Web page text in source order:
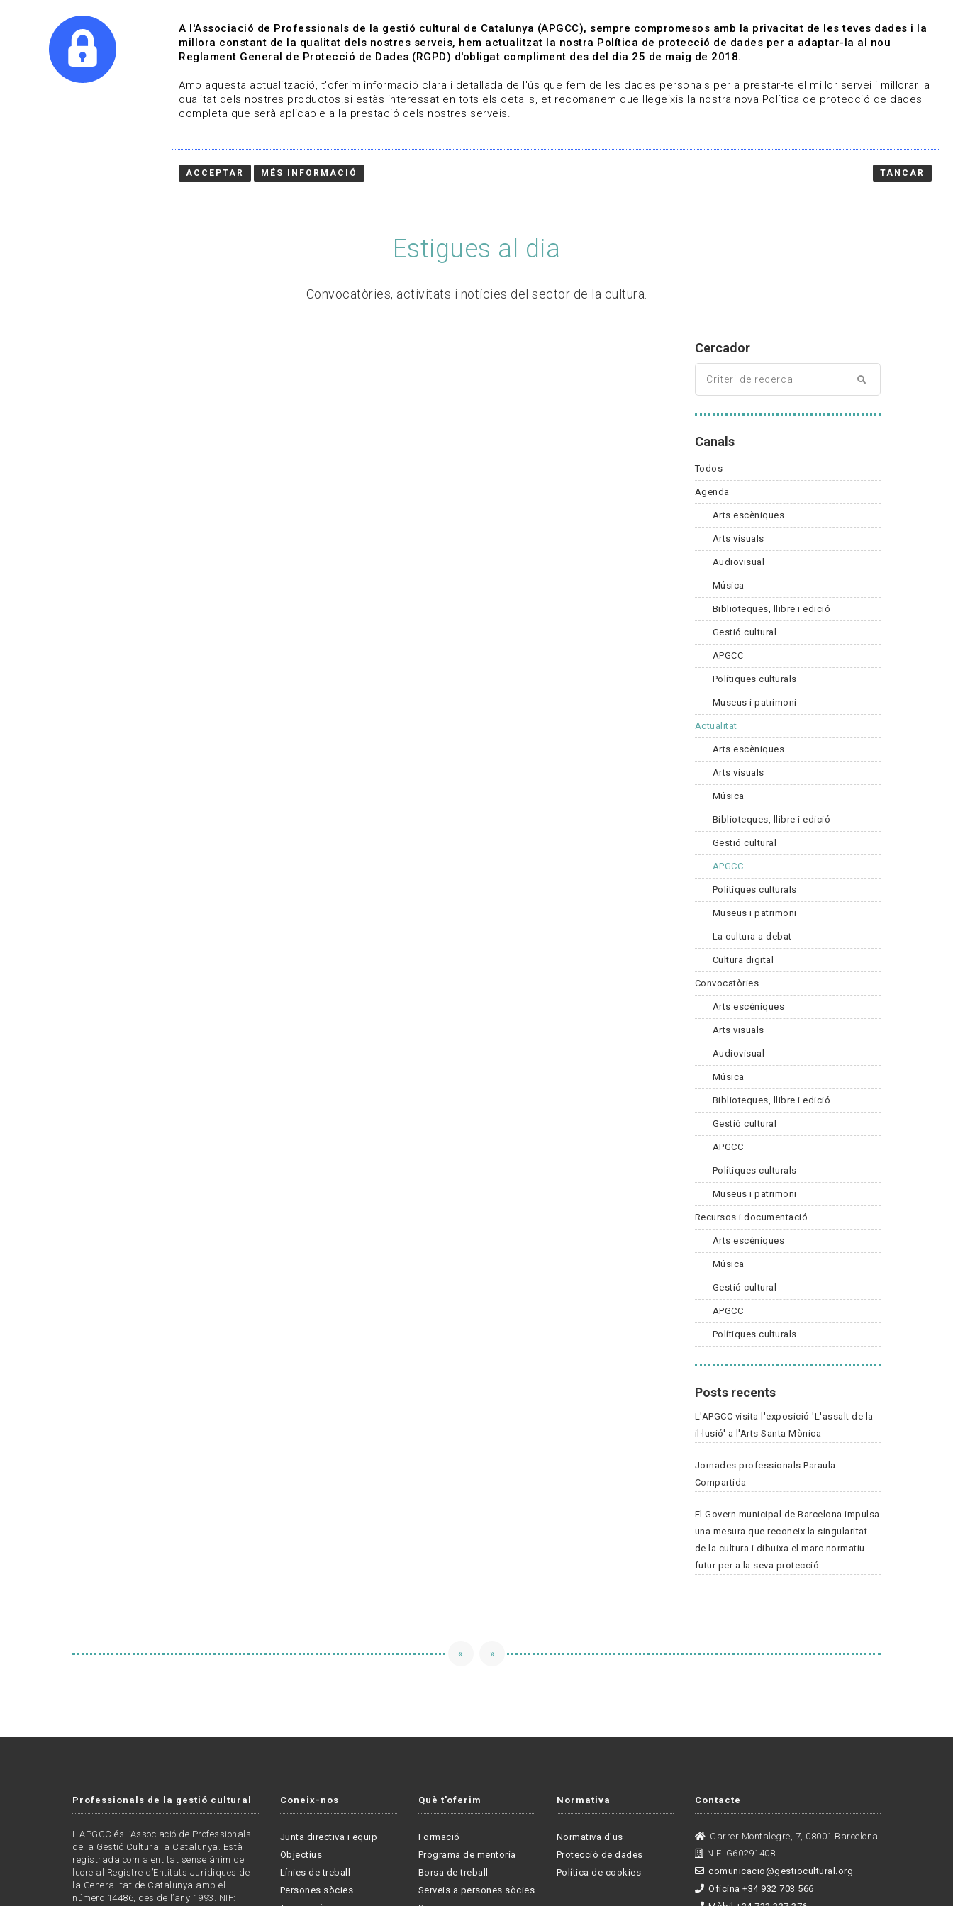
Qui som Línies de treball Projectes Serveis A qui representem Contacte
Estigues al dia
Convocatòries, activitats i notícies del sector de la cultura.
Cercador
Canals
Todos
Agenda
Arts escèniques
Arts visuals
Audiovisual
Música
Biblioteques, llibre i edició
Gestió cultural
APGCC
Polítiques culturals
Museus i patrimoni
Actualitat
Arts escèniques
Arts visuals
Música
Biblioteques, llibre i edició
Gestió cultural
APGCC
Polítiques culturals
Museus i patrimoni
La cultura a debat
Cultura digital
Convocatòries
Arts escèniques
Arts visuals
Audiovisual
Música
Biblioteques, llibre i edició
Gestió cultural
APGCC
Polítiques culturals
Museus i patrimoni
Recursos i documentació
Arts escèniques
Música
Gestió cultural
APGCC
Polítiques culturals
Posts recents
L'APGCC visita l'exposició 'L'assalt de la
il·lusió' a l'Arts Santa Mònica
Jornades professionals Paraula
Compartida
El Govern municipal de Barcelona impulsa
una mesura que reconeix la singularitat
de la cultura i dibuixa el marc normatiu
futur per a la seva protecció
« »
Professionals de la gestió cultural
L'APGCC és l’Associació de Professionals
de la Gestió Cultural a Catalunya. Està
registrada com a entitat sense ànim de
lucre al Registre d’Entitats Jurídiques de
la Generalitat de Catalunya amb el
número 14486, des de l’any 1993. NIF:
Coneix-nos
Junta directiva i equip
Objectius
Línies de treball
Persones sòcies
Què t'oferim
Formació
Programa de mentoria
Borsa de treball
Serveis a persones sòcies
Normativa
Normativa d'us
Protecció de dades
Política de cookies
Contacte
Carrer Montalegre, 7, 08001 Barcelona
NIF. G60291408
comunicacio@gestiocultural.org
Oficina +34 932 703 566
A l'Associació de Professionals de la gestió cultural de Catalunya (APGCC), sempre compromesos amb la privacitat de les teves dades i la
millora constant de la qualitat dels nostres serveis, hem actualitzat la nostra Política de protecció de dades per a adaptar-la al nou
Reglament General de Protecció de Dades (RGPD) d'obligat compliment des del dia 25 de maig de 2018.
Amb aquesta actualització, t'oferim informació clara i detallada de l'ús que fem de les dades personals per a prestar-te el millor servei i millorar la
qualitat dels nostres productos.si estàs interessat en tots els detalls, et recomanem que llegeixis la nostra nova Política de protecció de dades
completa que serà aplicable a la prestació dels nostres serveis.
ACCEPTAR MÉS INFORMACIÓ TANCAR